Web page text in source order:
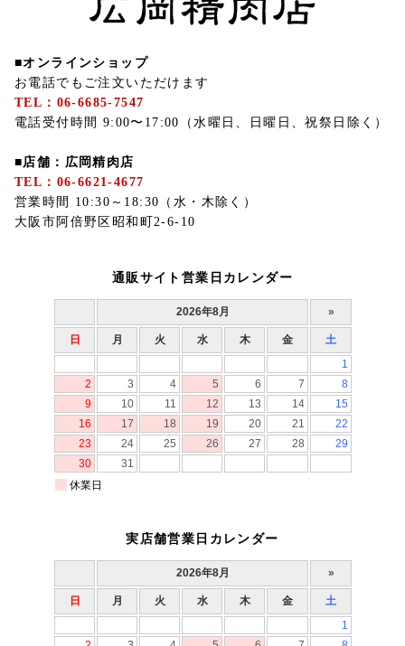
■オンラインショップ
お電話でもご注文いただけます
TEL：06-6685-7547
電話受付時間 9:00〜17:00（水曜日、日曜日、祝祭日除く）
■店舗：広岡精肉店
TEL：06-6621-4677
営業時間 10:30～18:30（水・木除く）
大阪市阿倍野区昭和町2-6-10
通販サイト営業日カレンダー
実店舗営業日カレンダー